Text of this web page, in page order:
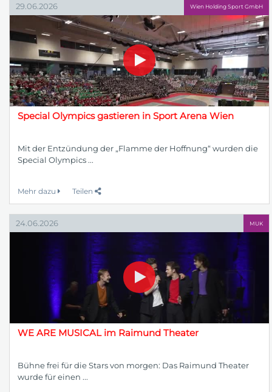
29.06.2026 Wien Holding Sport GmbH
Special Olympics gastieren in Sport Arena Wien
Mit der Entzündung der „Flamme der Hoffnung“ wurden die
Special Olympics ...
Mehr dazu Teilen
24.06.2026 MUK
WE ARE MUSICAL im Raimund Theater
Bühne frei für die Stars von morgen: Das Raimund Theater
wurde für einen ...